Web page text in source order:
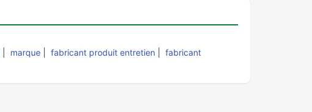
marque fabricant produit entretien
fabricant